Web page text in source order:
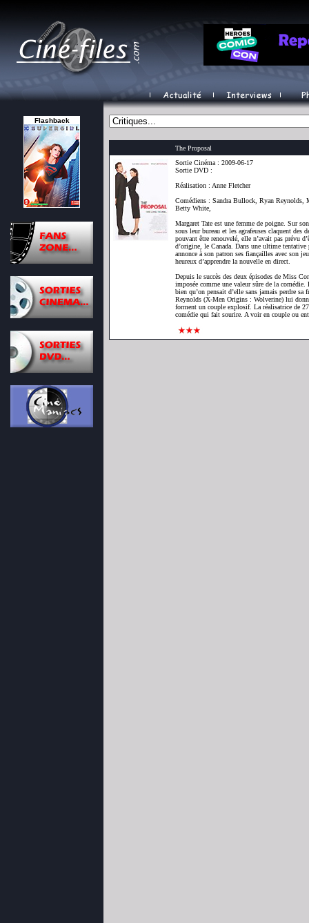
Flashback
The Proposal
Sortie Cinéma : 2009-06-17
Sortie DVD :
Réalisation : Anne Fletcher
Comédiens : Sandra Bullock, Ryan Reynolds,
Betty White,
Margaret Tate est une femme de poigne. Sur
sous leur bureau et les agrafeuses claquent
pouvant être renouvelé, elle n’avait pas prévu
d’origine, le Canada. Dans une ultime
annonce à son patron ses fiançailles avec son
heureux d’apprendre la nouvelle en direct.
Depuis le succès des deux épisodes de Miss
imposée comme une valeur sûre de la
bien qu’on pensait d’elle sans jamais perdre sa
Reynolds (X-Men Origins : Wolverine) lui
forment un couple explosif. La réalisatrice de
comédie qui fait sourire. A voir en couple ou